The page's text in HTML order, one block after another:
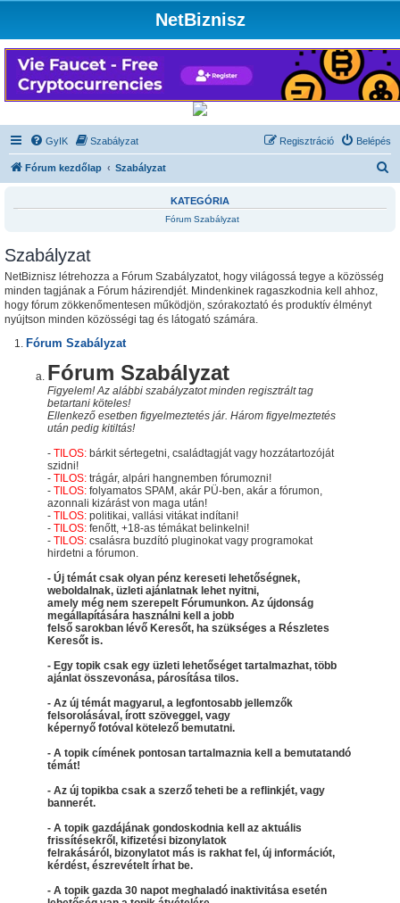
NetBiznisz
GyIK Szabályzat Belépés
Regisztráció
Fórum kezdőlap Szabályzat
KATEGÓRIA
Fórum Szabályzat
Szabályzat
NetBiznisz létrehozza a Fórum Szabályzatot, hogy világossá tegye a közösség
minden tagjának a Fórum házirendjét. Mindenkinek ragaszkodnia kell ahhoz,
hogy fórum zökkenőmentesen működjön, szórakoztató és produktív élményt
nyújtson minden közösségi tag és látogató számára.
Fórum Szabályzat
Fórum Szabályzat
Figyelem! Az alábbi szabályzatot minden regisztrált tag
betartani köteles!
Ellenkező esetben figyelmeztetés jár. Három figyelmeztetés
után pedig kitiltás!
- TILOS: bárkit sértegetni, családtagját vagy hozzátartozóját
szidni!
- TILOS: trágár, alpári hangnemben fórumozni!
- TILOS: folyamatos SPAM, akár PÜ-ben, akár a fórumon,
azonnali kizárást von maga után!
- TILOS: politikai, vallási vitákat indítani!
- TILOS: fenőtt, +18-as témákat belinkelni!
- TILOS: csalásra buzdító pluginokat vagy programokat
hirdetni a fórumon.
- Új témát csak olyan pénz kereseti lehetőségnek,
weboldalnak, üzleti ajánlatnak lehet nyitni,
amely még nem szerepelt Fórumunkon. Az újdonság
megállapítására használni kell a jobb
felső sarokban lévő Keresőt, ha szükséges a Részletes
Keresőt is.
- Egy topik csak egy üzleti lehetőséget tartalmazhat, több
ajánlat összevonása, párosítása tilos.
- Az új témát magyarul, a legfontosabb jellemzők
felsorolásával, írott szöveggel, vagy
képernyő fotóval kötelező bemutatni.
- A topik címének pontosan tartalmaznia kell a bemutatandó
témát!
- Az új topikba csak a szerző teheti be a reflinkjét, vagy
bannerét.
- A topik gazdájának gondoskodnia kell az aktuális
frissítésekről, kifizetési bizonylatok
felrakásáról, bizonylatot más is rakhat fel, új információt,
kérdést, észrevételt írhat be.
- A topik gazda 30 napot meghaladó inaktivitása esetén